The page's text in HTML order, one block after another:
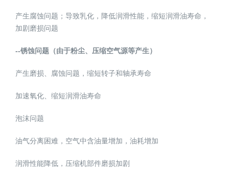
产生腐蚀问题；导致乳化，降低润滑性能，缩短润滑油寿命，
加剧磨损问题
--锈蚀问题（由于粉尘、压缩空气源等产生）
产生磨损、腐蚀问题，缩短转子和轴承寿命
加速氧化、缩短润滑油寿命
泡沫问题
油气分离困难，空气中含油量增加，油耗增加
润滑性能降低，压缩机部件磨损加剧